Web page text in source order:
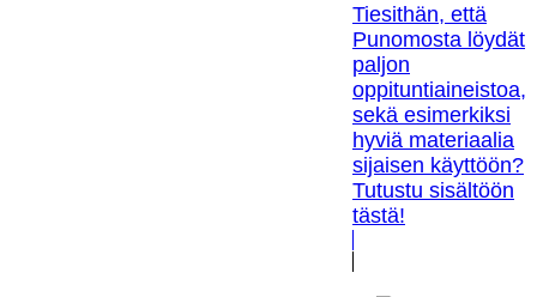
Tiesithän, että
Punomosta löydät
paljon
oppituntiaineistoa,
sekä esimerkiksi
hyviä materiaalia
sijaisen käyttöön?
Tutustu sisältöön
tästä!